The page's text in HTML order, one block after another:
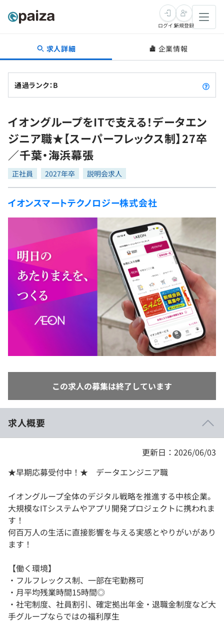
転職・キャリア
転職成功ガイド
転職エージェント
インタビュー
転職成功ガイド
新卒就活
求人検索
本選考
インターン
新卒エージェント
インタビュー
就活成功ガイド
学習
問題集
4択課題
リファレンス
プラン
個人向けプラン
学校向けプラン
プログラミング言語
再チャレンジ結果一覧
ゲーム・マンガ
Tech Team Journal
paiza times
note
paizaとは？
ログイン新規登録
求人詳細 企業情報
通過ランク：B
イオングループをITで支える！データエン
ジニア職★【スーパーフレックス制】27卒
／千葉・海浜幕張
正社員 2027年卒 説明会求人
イオンスマートテクノロジー株式会社
この求人の募集は終了しています
求人概要
更新日：2026/06/03
★早期応募受付中！★ データエンジニア職
イオングループ全体のデジタル戦略を推進する中核企業。
大規模なITシステムやアプリ開発プロジェクトに携われま
す！
何百万人の生活に直接影響を与える実感とやりがいがあり
ます！
【働く環境】
・フルフレックス制、一部在宅勤務可
・月平均残業時間15時間◎
・社宅制度、社員割引、確定拠出年金・退職金制度など大
手グループならではの福利厚生